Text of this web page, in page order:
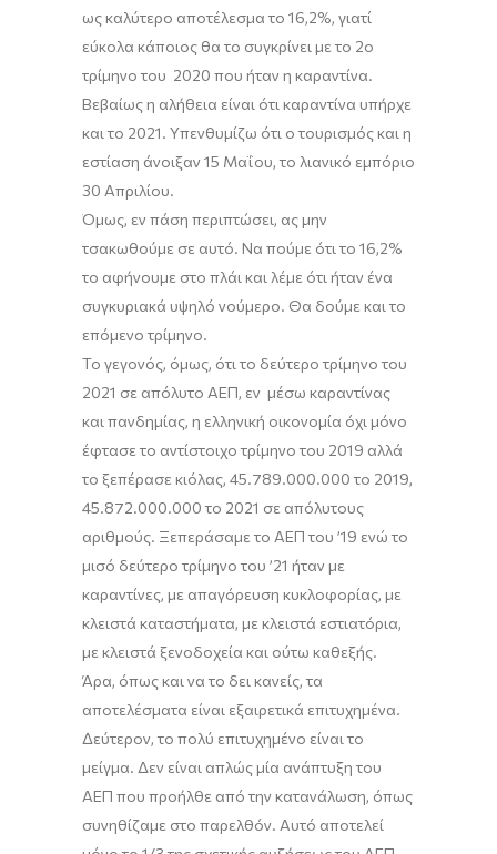
ως καλύτερο αποτέλεσμα το 16,2%, γιατί
εύκολα κάποιος θα το συγκρίνει με το 2ο
τρίμηνο του 2020 που ήταν η καραντίνα.
Βεβαίως η αλήθεια είναι ότι καραντίνα υπήρχε
και το 2021. Υπενθυμίζω ότι ο τουρισμός και η
εστίαση άνοιξαν 15 Μαΐου, το λιανικό εμπόριο
30 Απριλίου.
Όμως, εν πάση περιπτώσει, ας μην
τσακωθούμε σε αυτό. Να πούμε ότι το 16,2%
το αφήνουμε στο πλάι και λέμε ότι ήταν ένα
συγκυριακά υψηλό νούμερο. Θα δούμε και το
επόμενο τρίμηνο.
Το γεγονός, όμως, ότι το δεύτερο τρίμηνο του
2021 σε απόλυτο ΑΕΠ, εν μέσω καραντίνας
και πανδημίας, η ελληνική οικονομία όχι μόνο
έφτασε το αντίστοιχο τρίμηνο του 2019 αλλά
το ξεπέρασε κιόλας, 45.789.000.000 το 2019,
45.872.000.000 το 2021 σε απόλυτους
αριθμούς. Ξεπεράσαμε το ΑΕΠ του ’19 ενώ το
μισό δεύτερο τρίμηνο του ’21 ήταν με
καραντίνες, με απαγόρευση κυκλοφορίας, με
κλειστά καταστήματα, με κλειστά εστιατόρια,
με κλειστά ξενοδοχεία και ούτω καθεξής.
Άρα, όπως και να το δει κανείς, τα
αποτελέσματα είναι εξαιρετικά επιτυχημένα.
Δεύτερον, το πολύ επιτυχημένο είναι το
μείγμα. Δεν είναι απλώς μία ανάπτυξη του
ΑΕΠ που προήλθε από την κατανάλωση, όπως
συνηθίζαμε στο παρελθόν. Αυτό αποτελεί